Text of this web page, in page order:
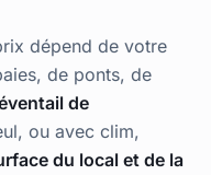
dépend de votre
de ponts, de
de
ou avec clim,
du local et de la